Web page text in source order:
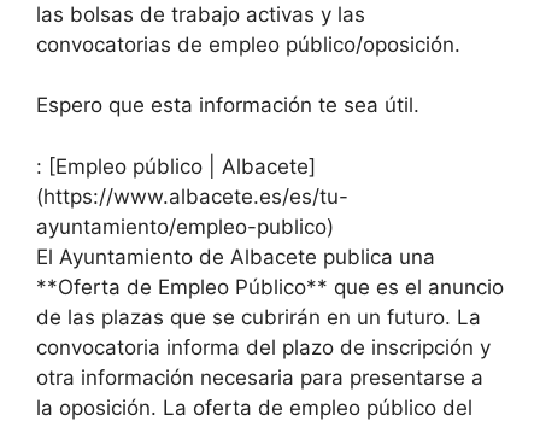
las bolsas de trabajo activas y las
convocatorias de empleo público/oposición.
Espero que esta información te sea útil.
: [Empleo público | Albacete]
(https://www.albacete.es/es/tu-
ayuntamiento/empleo-publico)
El Ayuntamiento de Albacete publica una
**Oferta de Empleo Público** que es el anuncio
de las plazas que se cubrirán en un futuro. La
convocatoria informa del plazo de inscripción y
otra información necesaria para presentarse a
la oposición. La oferta de empleo público del